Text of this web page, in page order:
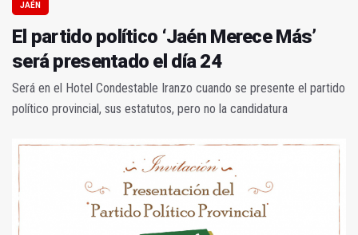
JAÉN
El partido político ‘Jaén Merece Más’
será presentado el día 24
Será en el Hotel Condestable Iranzo cuando se presente el partido
político provincial, sus estatutos, pero no la candidatura